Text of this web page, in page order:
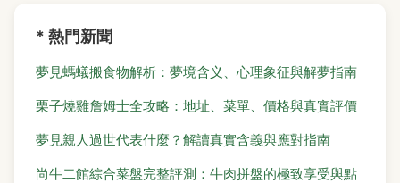
* 熱門新聞
夢見螞蟻搬食物解析：夢境含义、心理象征與解夢指南
栗子燒雞詹姆士全攻略：地址、菜單、價格與真實評價
夢見親人過世代表什麼？解讀真實含義與應對指南
尚牛二館綜合菜盤完整評測：牛肉拼盤的極致享受與點